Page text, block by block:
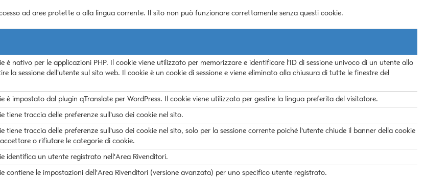
ad aree protette o alla lingua corrente. Il sito non può funzionare correttamente senza questi cookie.
è nativo per le applicazioni PHP. Il cookie viene utilizzato per memorizzare e identificare l'ID di sessione univoco di un utente allo
la sessione dell'utente sul sito web. Il cookie è un cookie di sessione e viene eliminato alla chiusura di tutte le finestre del
è impostato dal plugin qTranslate per WordPress. Il cookie viene utilizzato per gestire la lingua preferita del visitatore.
tiene traccia delle preferenze sull'uso dei cookie nel sito.
tiene traccia delle preferenze sull'uso dei cookie nel sito, solo per la sessione corrente poiché l'utente chiude il banner della cookie
o rifiutare le categorie di cookie.
identifica un utente registrato nell'Area Rivenditori.
contiene le impostazioni dell'Area Rivenditori (versione avanzata) per uno specifico utente registrato.